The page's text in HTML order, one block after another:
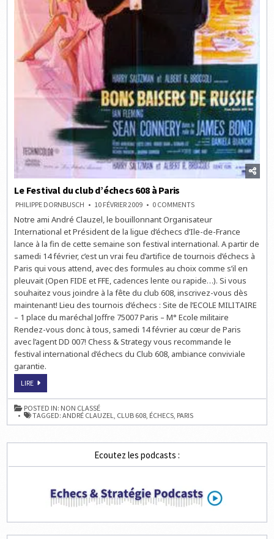
Le Festival du club d’échecs 608 à Paris
PHILIPPE DORNBUSCH 10 FÉVRIER 2009 0 COMMENTSON
FESTIVAL
CLUB
D’ÉCHECS
608
À
Notre ami André Clauzel, le bouillonnant Organisateur
International et Président de la ligue d’échecs d’Ile-de-France
lance à la fin de cette semaine son festival international. A partir de
samedi 14 février, c’est un vrai feu d’artifice de tournois d’échecs à
Paris qui vous attend, avec des formules au choix comme s’il en
pleuvait (Open FIDE et FFE, cadences lente ou rapide…). Si vous
souhaitez vous joindre à la fête du club 608, inscrivez-vous dès
maintenant! Lieu des tournois d’échecs : Site de l’ECOLE MILITAIRE
– 1 place du maréchal Joffre 75007 Paris – M° Ecole militaire
Rendez-vous donc à tous, samedi 14 février au cœur de Paris
avec l’agent DD 007! Chess & Strategy vous recommande le
festival international d’échecs du Club 608, ambiance conviviale
garantie.
LIRELE
DU
CLUB
D’ÉCHECS
608
À
POSTED IN: NON CLASSÉ
TAGGED:ANDRÉ CLAUZEL, CLUB 608, ÉCHECS, PARIS
Ecoutez les podcasts :